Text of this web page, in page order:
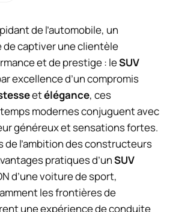
de l’automobile, un
captiver une clientèle
et de prestige : leSUV
excellence d’un compromis
etélégance, ces
modernes conjuguent avec
généreux et sensations fortes.
de l’ambition des constructeurs
pratiques d’unSUV
d’une voiture de sport,
les frontières de
une expérience de conduite